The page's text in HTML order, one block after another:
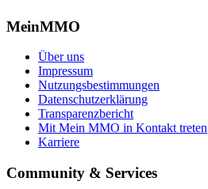
MeinMMO
Über uns
Impressum
Nutzungsbestimmungen
Datenschutzerklärung
Transparenzbericht
Mit Mein MMO in Kontakt treten
Karriere
Community & Services